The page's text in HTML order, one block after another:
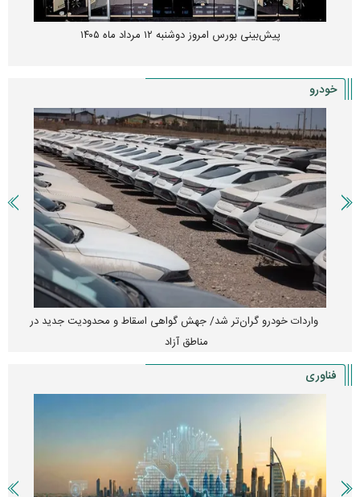
پیش‌بینی بورس امروز دوشنبه ۱۲ مرداد ماه ۱۴۰۵
خودرو
واردات خودرو گران‌تر شد/ جهش گواهی اسقاط و محدودیت جدید در
مناطق آزاد
فناوری